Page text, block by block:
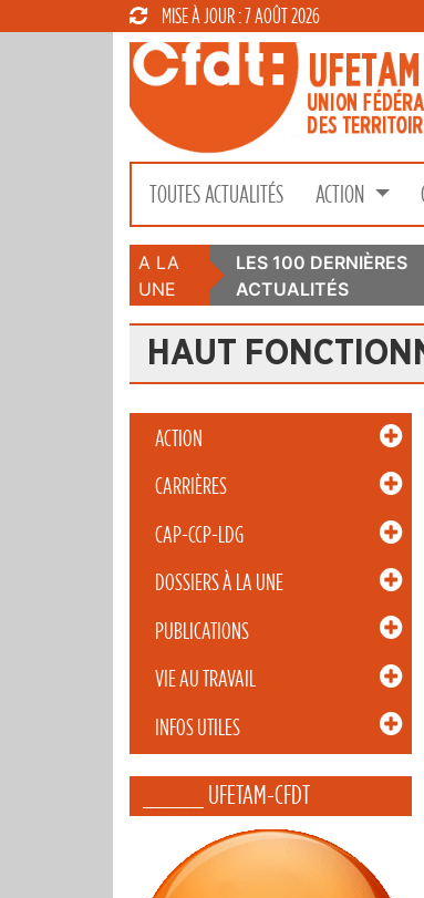
MISE À JOUR : 7 AOÛT 2026
TOUTES ACTUALITÉS ACTION
A LA
UNE
LES 100 DERNIÈRES
ACTUALITÉS
HAUT
ACTION
CARRIÈRES
CAP-CCP-LDG
DOSSIERS À LA UNE
PUBLICATIONS
VIE AU TRAVAIL
INFOS UTILES
_____ UFETAM-CFDT